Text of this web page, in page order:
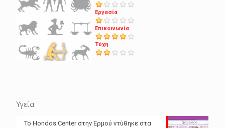
Εργασία
Επικοινωνία
Τύχη
Υγεία
Το Hondos Center στην Ερμού ντύθηκε στα